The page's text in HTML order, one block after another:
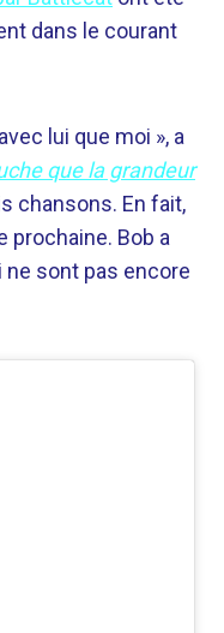
dans le courant
lui que moi », a
que la grandeur
chansons. En fait,
prochaine. Bob a
sont pas encore